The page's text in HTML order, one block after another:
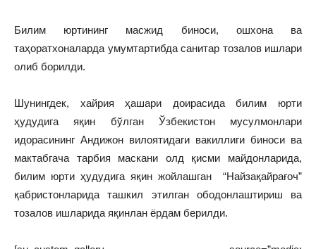
Билим юртининг масжид биноси, ошхона ва
таҳоратхоналарда умумтартибда санитар тозалов ишлари
олиб борилди.
Шунингдек, хайрия ҳашари доирасида билим юрти
ҳудудига яқин бўлган Ўзбекистон мусулмонлари
идорасининг Андижон вилоятидаги вакиллиги биноси ва
мактабгача тарбия маскани олд қисми майдонларида,
билим юрти ҳудудига яқин жойлашган “Найзақайрағоч”
қабристонларида ташкил этилган ободонлаштириш ва
тозалов ишларида яқинлан ёрдам берилди.